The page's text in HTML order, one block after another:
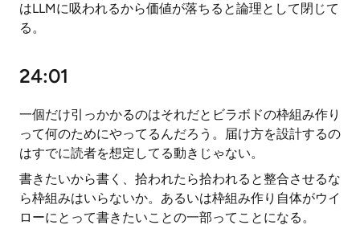
はLLMに吸われるから価値が落ちると論理として閉じて
る。
24:01
一個だけ引っかかるのはそれだとビラボドの枠組み作り
って何のためにやってるんだろう。届け方を設計するの
はすでに読者を想定してる動きじゃない。
書きたいから書く、拾われたら拾われると整合させるな
ら枠組みはいらないか。あるいは枠組み作り自体がウイ
ローにとって書きたいことの一部ってことになる。